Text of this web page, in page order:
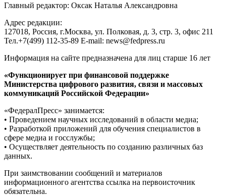
Главный редактор: Оксак Наталья Александровна
Адрес редакции:
127018, Россия, г.Москва, ул. Полковая, д. 3, стр. 3, офис 211
Тел.+7(499) 112-35-89 E-mail: news@fedpress.ru
Информация на сайте предназначена для лиц старше 16 лет
«Функционирует при финансовой поддержке
Министерства цифрового развития, связи и массовых
коммуникаций Российской Федерации»
«ФедералПресс» занимается:
• Проведением научных исследований в области медиа;
• Разработкой приложений для обучения специалистов в
сфере медиа и госслужбы;
• Осуществляет деятельность по созданию различных баз
данных.
При заимствовании сообщений и материалов
информационного агентства ссылка на первоисточник
обязательна.